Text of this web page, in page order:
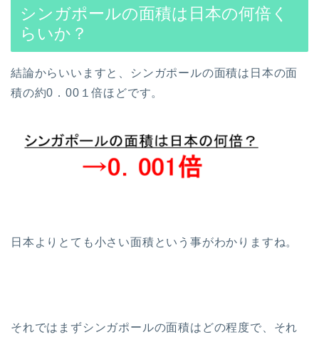
シンガポールの面積は日本の何倍く
らいか？
結論からいいますと、シンガポールの面積は日本の面
積の約0．00１倍ほどです。
日本よりとても小さい面積という事がわかりますね。
それではまずシンガポールの面積はどの程度で、それ